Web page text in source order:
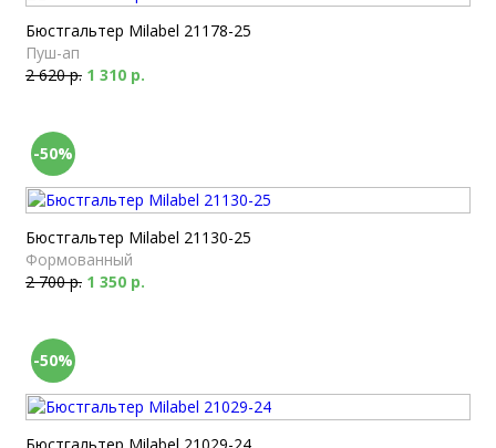
Бюстгальтер Milabel 21178-25
Пуш-ап
2 620 р. 1 310 р.
-50%
Бюстгальтер Milabel 21130-25
Формованный
2 700 р. 1 350 р.
-50%